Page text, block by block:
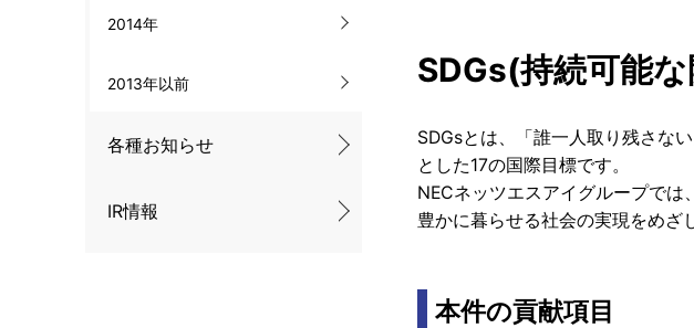
2014年
2013年以前
各種お知らせ
IR情報
SDGs(持続可能
SDGsとは、「誰一人取り残さな
とした17の国際目標です。
NECネッツエスアイグループで
豊かに暮らせる社会の実現をめざ
本件の貢献項目